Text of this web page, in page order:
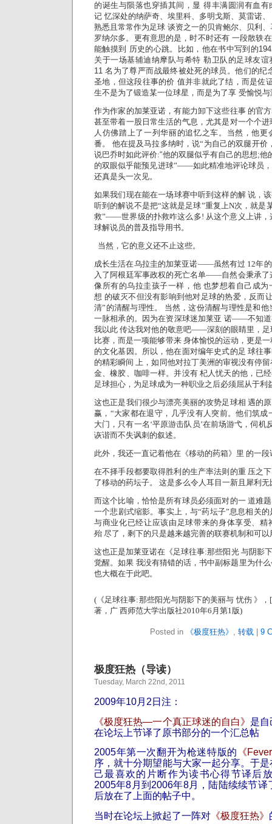
的诞生与陨落也穿插其间，显 得丰满圆润有血
记 忆深处的纳萨奇、埃里科、多明戈斯、莫雷诺
熟悉且常常作为足球 谈资之一的贝肯鲍尔、贝利
罗纳尔多。更有意思的是，时不时还有 一段散轶
能触摸到 历史的心跳。比如，他在书中写到的
关于一场基辅迪纳摩队与希特 勒卫队的足球友
11 名为了尊严而战最终被处死的球员。他们的纪
圣地，但这段往事的价 值并非就此了结，而是佐
生不是为了锻造某一位球星，而是为了享 受愉悦
作为作家的加莱亚诺，有能力卸下这些往事 的官
甚至带着一股日常生活的气息，尤其是对一个个
人仿佛踏上了一列华丽的追忆之车。当然，他
番。 他在提及马拉多纳时，说“为自己的双腿开价
说巴乔时如此评价:“他的双腿似乎有自己的思想;他
的双眼似乎能预见进球”——如此精准地评论球员
还真是头一次见。
如果我们现在能在一场球赛中听到这样的解 说，
听到的解说不是把“这就是足球”重复上N次，就是
救”——世界级的扑救咋这么多! 从这个意义上讲
球解说员的普及指导用书。
当然，它的意义还不止这些。
成长生活在乌拉圭的加莱亚诺——虽然有过 12年
入了阿根廷军事政权的死亡名单——自然会秉承了
像所有的乌拉圭孩子一样，他 也梦想着自己成
想 的破灭不但没有影响到他对足球的热爱，反而
清”的清醒与理性。 当然，这份清醒与理性是和
一脉相承的。因为在资深球迷加莱亚 诺——不知
我以此 传达我对他的敬意吧——深刻的眼睛里，足
比赛，而是一项能够带来 身体愉悦的运动，更是
的文化基因。所以，他在面对编年史式的足 球往
的精彩瞬间 上，如同他对拉丁美洲的审视没有停
金、橡胶、咖啡一样。并没有 杞人忧天的他，已
足球担心，为足球成为一种职业之后必须屈从于利
这也正是我们很少与漂亮美丽的攻势足球相 遇的
赢，“大家都在退守，几乎没有人突前。他们筑
大门，只有一名‘平原游击队员’在前场游弋，伺
诙谐而不失讽刺的叙述。
此外，我还一直记着他在《移动的药箱》里 的一
在不择手段都要取得胜利的生产率法则的重 压之
了移动的药坛子。 这是多么令人耳目一新且犀利
而这个比喻，恰恰是所有球员必须面对的一 道难
一个悲剧式缩影。事实上，与“药坛子”息息相关
与商业化已经让应该由足球带来的身体享受、精
殆 尽了，剩下的只是越来越完善的联赛机制和可
这也正是加莱亚诺在《足球往事:那些阳光 与阴影
觉醒。如果 我没有猜错的话，书中副标题里为什
也大概在于此吧。
(《足球往事:那些阳光与阴影下的美丽与 忧伤 》
著，广 西师范大学出版社2010年6月第1版)
Posted in 《极度狂热》 , 转载| 9
极度狂热（导读）
Tuesday, March 22nd, 2011
2009年10月2日注：
《极度狂热—一个真正球迷的自白》 是
在论坛上节译了原书部分的一个汇总帖
2005年第一次翻开为枪迷特版的 《
序，就十分期望能与大家一起分享。于
己最喜欢的片断作为读书心得节译后
2005年8月到2006年8月，陆陆续续节译
后放在了上面的帖子中。
当时在论坛上掀起了一阵对 《极度狂热》